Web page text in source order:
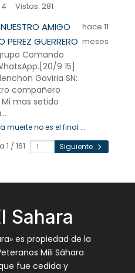
Vistas: 281
NUESTRO AMIGO
PEREZ GUERRERO
Comando
9 15]
Gaviria SN:
compañero
mas setido
hace 11
meses
muerte no es el final ...
1 / 161 Siguiente
Sahara
es propiedad de la
Mili Sáhara
fue cedida y